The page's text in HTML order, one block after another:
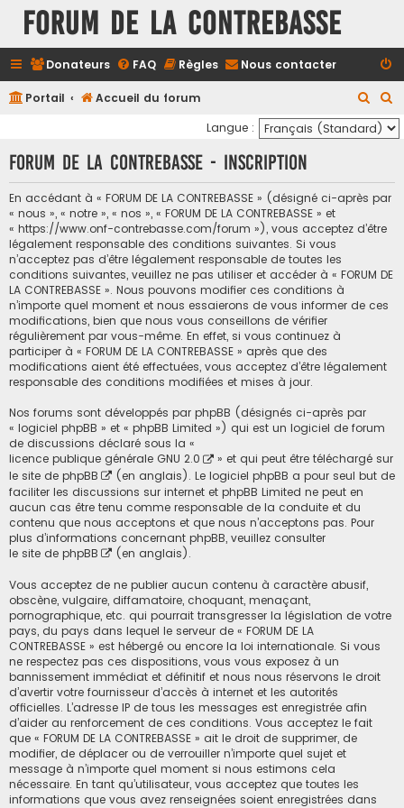
FORUM DE LA CONTREBASSE
Donateurs FAQ Règles Nous contacter
Portail Accueil du forum
e
c
e
c
c
r
Langue :
FORUM DE LA CONTREBASSE - Inscription
En accédant à « FORUM DE LA CONTREBASSE » (désigné ci-après par
« nous », « notre », « nos », « FORUM DE LA CONTREBASSE » et
« https://www.onf-contrebasse.com/forum »), vous acceptez d’être
légalement responsable des conditions suivantes. Si vous
n’acceptez pas d’être légalement responsable de toutes les
conditions suivantes, veuillez ne pas utiliser et accéder à « FORUM DE
LA CONTREBASSE ». Nous pouvons modifier ces conditions à
n’importe quel moment et nous essaierons de vous informer de ces
modifications, bien que nous vous conseillons de vérifier
régulièrement par vous-même. En effet, si vous continuez à
participer à « FORUM DE LA CONTREBASSE » après que des
modifications aient été effectuées, vous acceptez d’être légalement
responsable des conditions modifiées et mises à jour.
Nos forums sont développés par phpBB (désignés ci-après par
« logiciel phpBB » et « phpBB Limited ») qui est un logiciel de forum
de discussions déclaré sous la «
licence publique générale GNU 2.0
» et qui peut être téléchargé sur
le site de phpBB
(en anglais). Le logiciel phpBB a pour seul but de
faciliter les discussions sur internet et phpBB Limited ne peut en
aucun cas être tenu comme responsable de la conduite et du
contenu que nous acceptons et que nous n’acceptons pas. Pour
plus d’informations concernant phpBB, veuillez consulter
le site de phpBB
(en anglais).
Vous acceptez de ne publier aucun contenu à caractère abusif,
obscène, vulgaire, diffamatoire, choquant, menaçant,
pornographique, etc. qui pourrait transgresser la législation de votre
pays, du pays dans lequel le serveur de « FORUM DE LA
CONTREBASSE » est hébergé ou encore la loi internationale. Si vous
ne respectez pas ces dispositions, vous vous exposez à un
bannissement immédiat et définitif et nous nous réservons le droit
d’avertir votre fournisseur d’accès à internet et les autorités
officielles. L’adresse IP de tous les messages est enregistrée afin
d’aider au renforcement de ces conditions. Vous acceptez le fait
que « FORUM DE LA CONTREBASSE » ait le droit de supprimer, de
modifier, de déplacer ou de verrouiller n’importe quel sujet et
message à n’importe quel moment si nous estimons cela
nécessaire. En tant qu’utilisateur, vous acceptez que toutes les
informations que vous avez renseignées soient enregistrées dans